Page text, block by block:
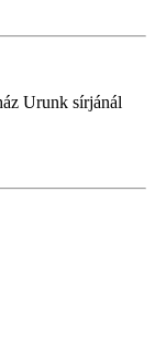
Urunk sírjánál